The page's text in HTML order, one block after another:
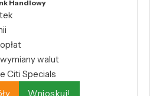
Handlowy
walut
Citi Specials
Wnioskuj!